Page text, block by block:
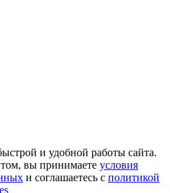
и удобной работы сайта.
вы принимаете условия
и соглашаетесь с политикой